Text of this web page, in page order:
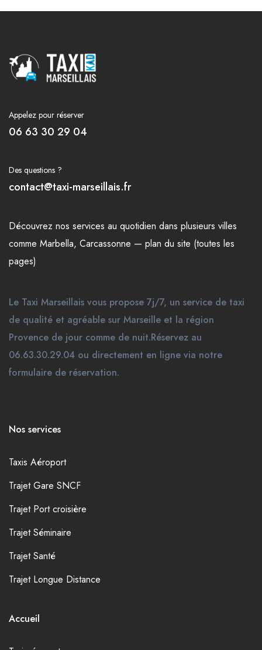
Appelez pour réserver
06 63 30 29 04
Des questions ?
contact@taxi-marseillais.fr
Découvrez nos services au quotidien dans plusieurs villes
comme Marbella, Carcassonne — plan du site (toutes les
pages)
Le Taxi Marseillais vous propose 7j/7, un service de taxi
de qualité et agréable sur Marseille et la région
Provence de jour comme de nuit.Réservez au
06.63.30.29.04 ou directement en ligne via notre
formulaire de réservation.
Nos services
Taxis Aéroport
Trajet Gare SNCF
Trajet Port croisière
Trajet Séminaire
Trajet Santé
Trajet Longue Distance
Accueil